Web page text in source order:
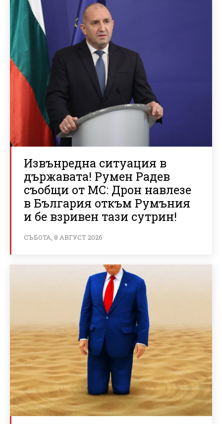
Извънредна ситуация в
държавата! Румен Радев
съобщи от МС: Дрон навлезе
в България откъм Румъния
и бе взривен тази сутрин!
СЪБОТА, 8 АВГУСТ 2026